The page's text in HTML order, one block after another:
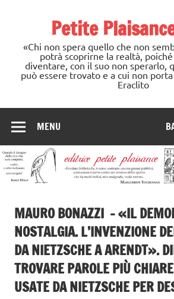
Petite
«Chi non spera quello che non
potrà scoprirne la realtà,
diventare, con il suo non sperarlo,
può essere trovato e a cui non
Eraclito
MENU
MAURO BONAZZI – «IL
NOSTALGIA. L’INVENZIONE
DA NIETZSCHE A ARENDT».
TROVARE PAROLE PIÙ
USATE DA NIETZSCHE PER